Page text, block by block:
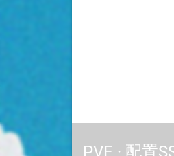
PVE · 配置